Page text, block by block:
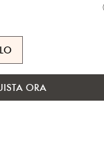
ORA